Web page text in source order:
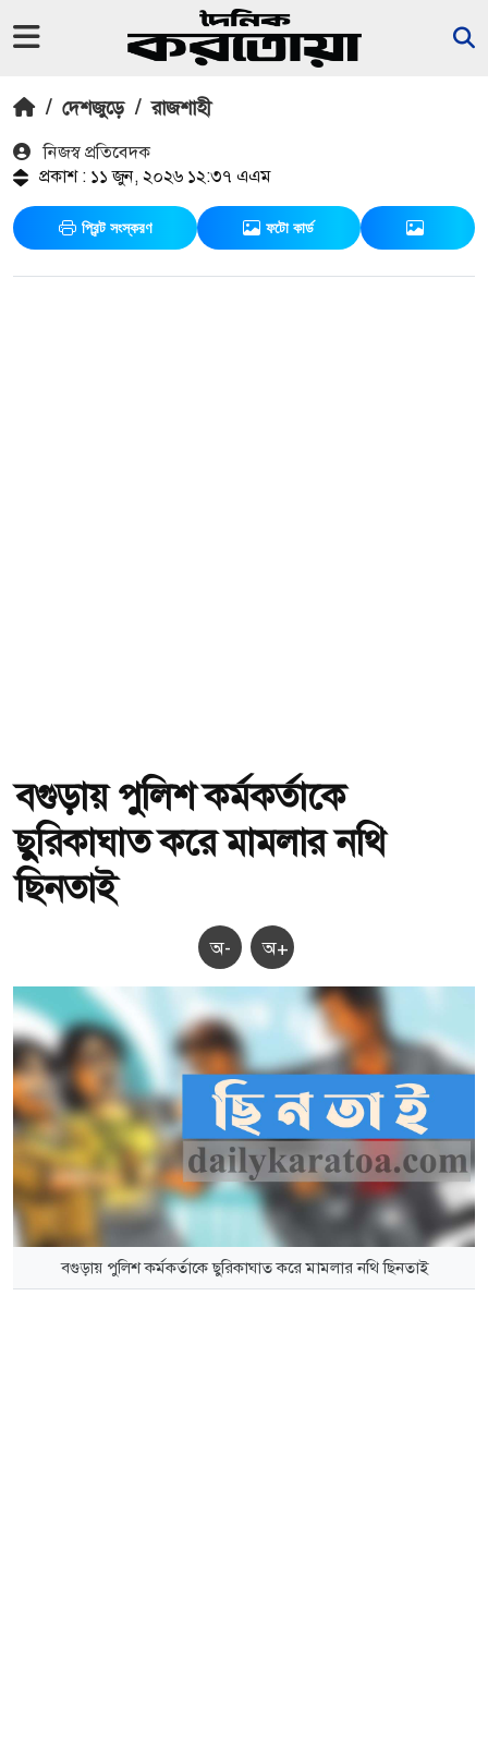
/ দেশজুড়ে / রাজশাহী
নিজস্ব প্রতিবেদক
প্রকাশ : ১১ জুন, ২০২৬ ১২:৩৭ এএম
প্রিন্ট সংস্করণ ফটো কার্ড
বগুড়ায় পুলিশ কর্মকর্তাকে
ছুরিকাঘাত করে মামলার নথি
ছিনতাই
অ- অ+
বগুড়ায় পুলিশ কর্মকর্তাকে ছুরিকাঘাত করে মামলার নথি ছিনতাই